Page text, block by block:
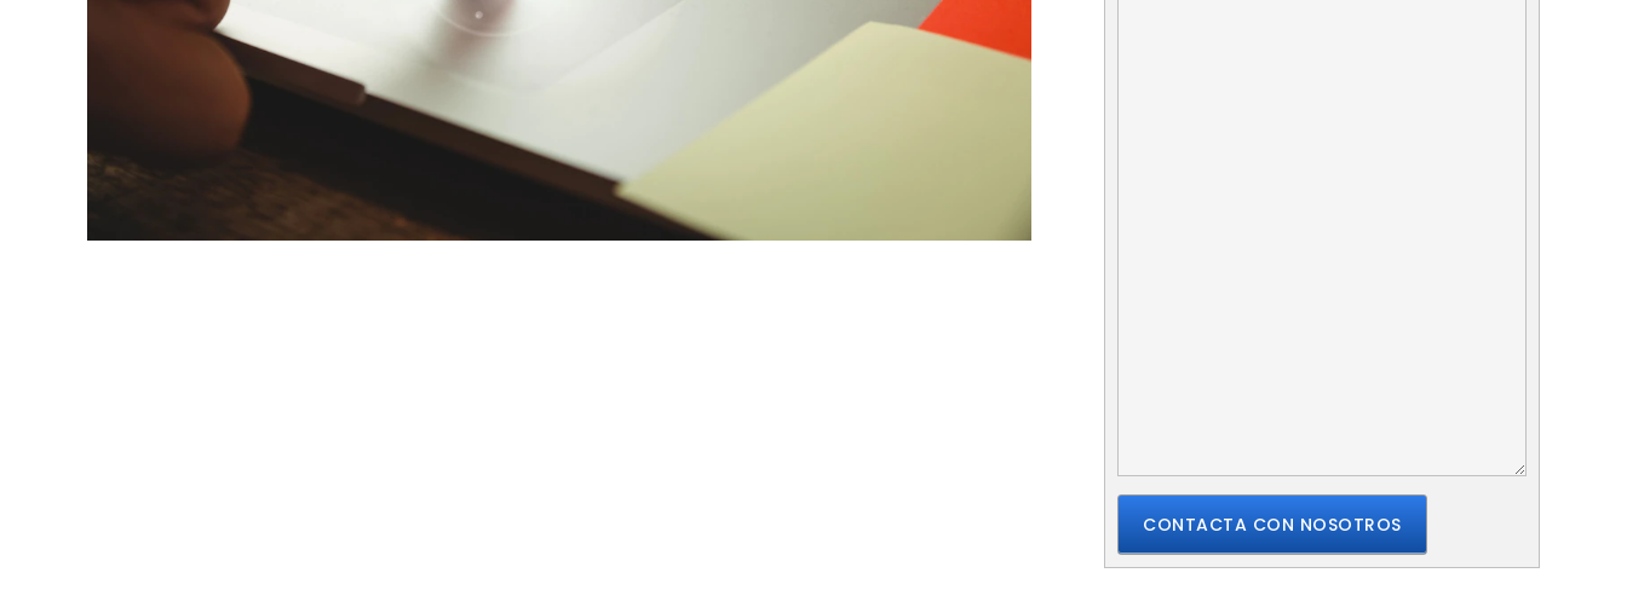
CONTACTA CON NOSOTROS